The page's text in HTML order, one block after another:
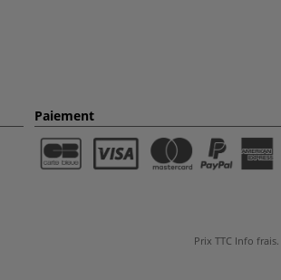
Paiement
Prix TTC Info frais.